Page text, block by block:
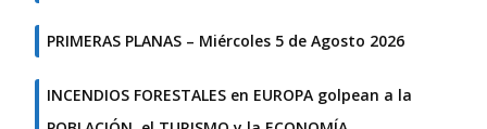
PRIMERAS PLANAS – Miércoles 5 de Agosto 2026
INCENDIOS FORESTALES en EUROPA golpean a la